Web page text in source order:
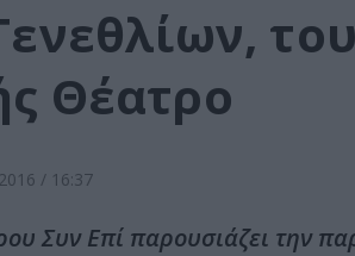
Θέατρο
/ 16:37
Συν Επί παρουσιάζει την